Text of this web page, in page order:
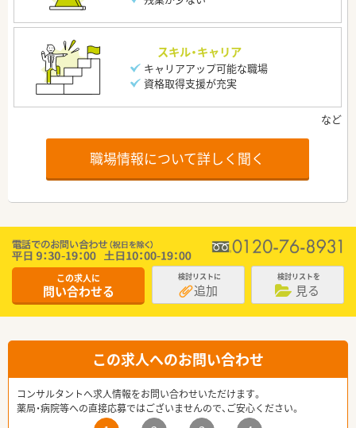
スキル・キャリア
キャリアアップ可能な職場
資格取得支援が充実
職場情報について詳しく聞く
この求人に
問い合わせる
検討リストに
追加
検討リストを
見る
この求人へのお問い合わせ
コンサルタントへ求人情報をお問い合わせいただけます。
薬局・病院等への直接応募ではございませんので、ご安心ください。